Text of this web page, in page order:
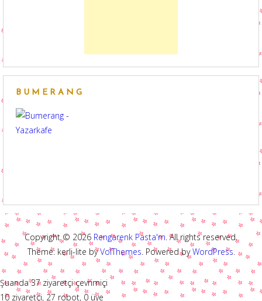
BUMERANG
Copyright © 2026 Rengarenk Pasta'm. All rights reserved.
Theme: kerli-lite byVolThemes. Powered byWordPress.
Şuanda 37 ziyaretçi çevrimiçi
10 ziyaretçi, 27 robot, 0 üye